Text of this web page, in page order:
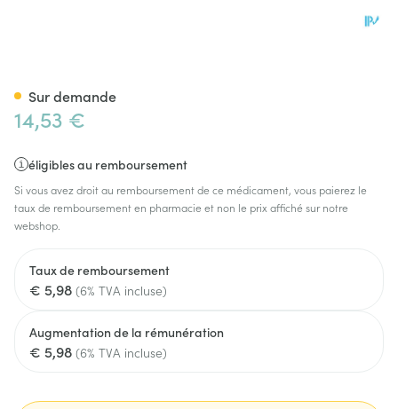
14,53 €
éligibles au remboursement
Si vous avez droit au remboursement de ce médicament, vous paierez le
taux de remboursement en pharmacie et non le prix affiché sur notre
webshop.
Taux de remboursement
€ 5,98 (6% TVA incluse)
Augmentation de la rémunération
€ 5,98 (6% TVA incluse)
Sur demande